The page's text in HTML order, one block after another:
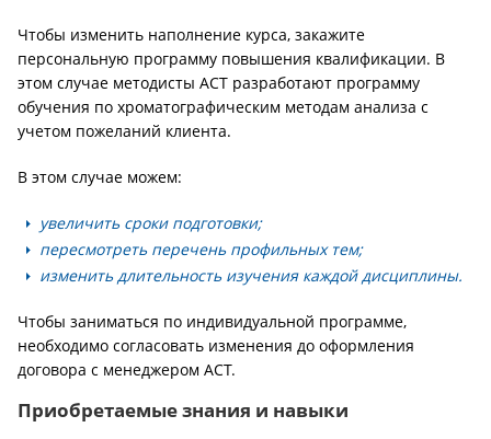
Чтобы изменить наполнение курса, закажите
персональную программу повышения квалификации. В
этом случае методисты АСТ разработают программу
обучения по хроматографическим методам анализа с
учетом пожеланий клиента.
В этом случае можем:
увеличить сроки подготовки;
пересмотреть перечень профильных тем;
изменить длительность изучения каждой дисциплины.
Чтобы заниматься по индивидуальной программе,
необходимо согласовать изменения до оформления
договора с менеджером АСТ.
Приобретаемые знания и навыки